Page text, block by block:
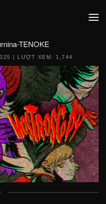
TENOKE
| LƯỢT XEM: 1,744